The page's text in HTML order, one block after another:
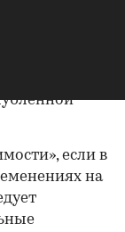
если в
на